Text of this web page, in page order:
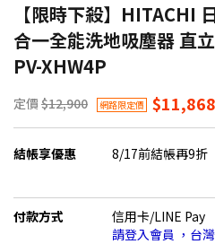
【限時下殺】HITACHI
合一全能洗地吸塵器 直
PV-XHW4P
定價 $12,900 網路限定價 $11,868
結帳享優惠 8/17前結帳再9折
付款方式
信用卡/LINE Pay
請登入會員 ，台